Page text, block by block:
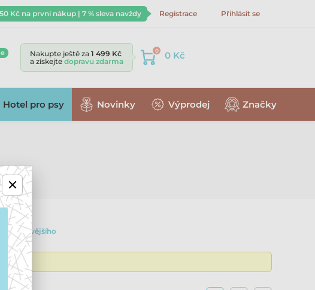
Kč na první nákup | 7 % sleva navždy Registrace Přihlásit se
Nakupte ještě za 1 499 Kč
a získejte dopravu zdarma
0 0 Kč
Hotel pro psy Novinky Výprodej Značky
Od nejnovějšího